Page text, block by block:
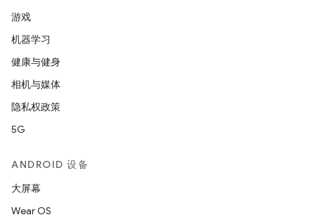
游戏
机器学习
健康与健身
相机与媒体
隐私权政策
5G
ANDROID 设备
大屏幕
Wear OS